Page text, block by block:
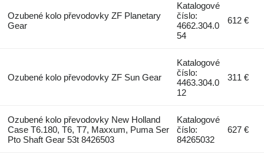
Ozubené kolo převodovky ZF Planetary
Gear
Katalogové
číslo:
4662.304.0
54
612 €
Ozubené kolo převodovky ZF Sun Gear
Katalogové
číslo:
4463.304.0
12
311 €
Ozubené kolo převodovky New Holland
Case T6.180, T6, T7, Maxxum, Puma Ser
Pto Shaft Gear 53t 8426503
Katalogové
číslo:
84265032
627 €